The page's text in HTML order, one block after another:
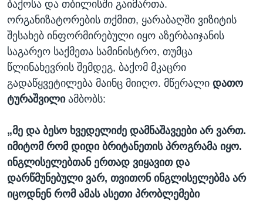
ბაქოსა და თბილისში გაიმართა.
ორგანიზატორების თქმით, ყარაბაღში ვიზიტის
შესახებ ინფორმირებული იყო აზერბაიჯანის
საგარეო საქმეთა სამინისტრო, თუმცა
წლინახევრის შემდეგ, ბაქომ მკაცრი
გადაწყვეტილება მაინც მიიღო. მწერალი დათო
ტურაშვილიამბობს:
„მე და ბესო ხვედელიძე დამნაშავეები არ ვართ.
იმიტომ რომ დიდი ბრიტანეთის პროგრამა იყო.
ინგლისელებთან ერთად ვიყავით და
დარწმუნებული ვარ, თვითონ ინგლისელებმა არ
იცოდნენ რომ ამას ასეთი პრობლემები